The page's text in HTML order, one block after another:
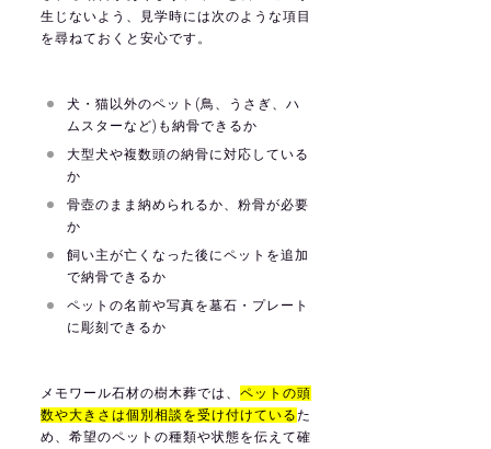
生じないよう、見学時には次のような項目
を尋ねておくと安心です。
犬・猫以外のペット(鳥、うさぎ、ハ
ムスターなど)も納骨できるか
大型犬や複数頭の納骨に対応している
か
骨壺のまま納められるか、粉骨が必要
か
飼い主が亡くなった後にペットを追加
で納骨できるか
ペットの名前や写真を墓石・プレート
に彫刻できるか
メモワール石材の樹木葬では、 ペットの頭
数や大きさは個別相談を受け付けているた
め、希望のペットの種類や状態を伝えて確